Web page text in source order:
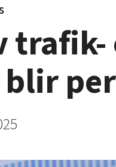
Locations
trafik-